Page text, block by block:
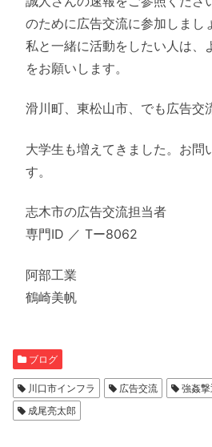
のために広告交流に参加しまし
私と一緒に活動をしたい人は、
をお願いします。
滑川町、東松山市、でも広告交
大学生も増えてきました。お問
す。
志木市の広告交流担当者
専門ID ／ Tー8062
阿部工業
鶴崎美帆
ブログ
川口市インフラ 広告交流 強姦
成尾亮太郎